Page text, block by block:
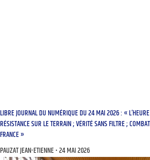
LIBRE JOURNAL DU NUMÉRIQUE DU 24 MAI 2026 : «
RÉSISTANCE SUR LE TERRAIN ; VÉRITÉ SANS FILTRE ;
FRANCE »
PAUZAT JEAN-ETIENNE 24 MAI 2026